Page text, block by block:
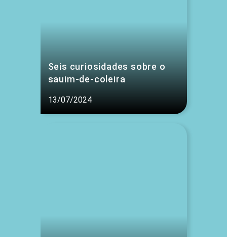
Seis curiosidades sobre o
sauim-de-coleira
13/07/2024